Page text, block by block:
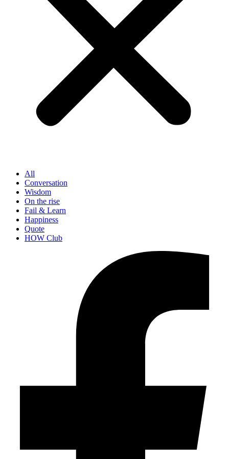
All
Conversation
Wisdom
On the rise
Fail & Learn
Happiness
Quote
HOW Club